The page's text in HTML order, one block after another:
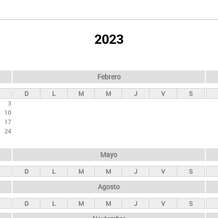
2023
3
10
17
24
Febrero
D L M M J V S
Mayo
D L M M J V S
Agosto
D L M M J V S